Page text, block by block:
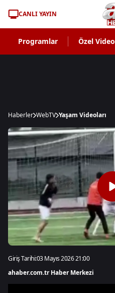
CANLI YAYIN
Programlar Özel Video
Haberler WebTV Yaşam Videoları
Giriş Tarihi:03 Mayıs 2026 21:00
ahaber.com.tr Haber Merkezi